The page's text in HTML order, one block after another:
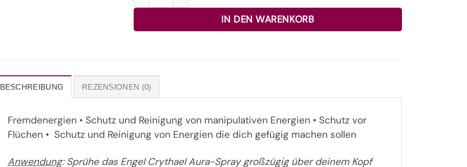
IN DEN WARENKORB
BESCHREIBUNG REZENSIONEN (0)
Fremdenergien • Schutz und Reinigung von manipulativen Energien • Schutz vor
Flüchen • Schutz und Reinigung von Energien die dich gefügig machen sollen
Anwendung: Sprühe das Engel Crythael Aura-Spray großzügig über deinem Kopf